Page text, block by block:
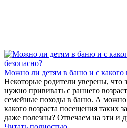
Можно ли детям в баню и с какого
Некоторые родители уверены, что
нужно прививать с раннего
семейные походы в баню. А
какого возраста посещения таких
даже полезны? Отвечаем на эти и